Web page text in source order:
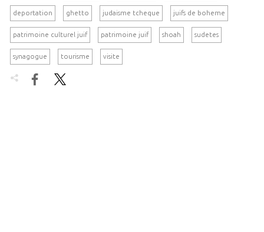
deportation ghetto judaisme tcheque juifs de boheme
patrimoine culturel juif patrimoine juif shoah sudetes
synagogue tourisme visite
 